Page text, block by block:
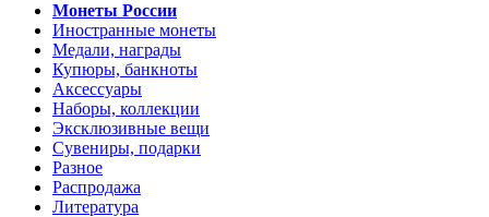
Монеты России
Иностранные монеты
Медали, награды
Купюры, банкноты
Аксессуары
Наборы, коллекции
Эксклюзивные вещи
Сувениры, подарки
Разное
Распродажа
Литература